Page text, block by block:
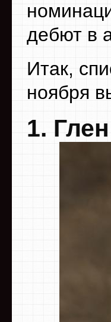
дебют в
Итак,
ноября
1.